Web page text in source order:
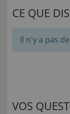
CE QUE
Il n'y a pas
VOS